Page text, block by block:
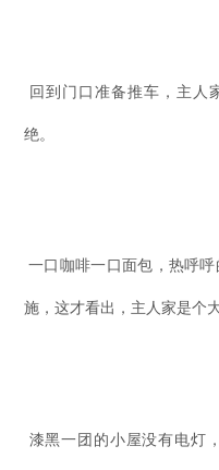
回到门口准备推车，主人
绝。
一口咖啡一口面包，热呼
施，这才看出，主人家是个
漆黑一团的小屋没有电灯